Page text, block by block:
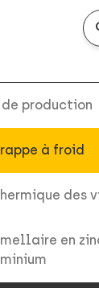
production
à froid
des
en